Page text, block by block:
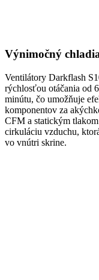
Výnimočný
Ventilátory Darkflash
rýchlosťou otáčania od
minútu, čo umožňuje
komponentov za
CFM a statickým
cirkuláciu vzduchu,
vo vnútri skrine.